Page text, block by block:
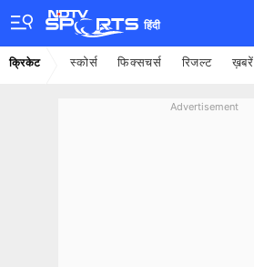
हिंदी
क्रिकेट स्कोर्स फिक्सचर्स रिजल्ट ख़बरें
Advertisement